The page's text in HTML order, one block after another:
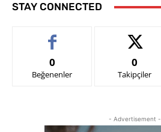
STAY CONNECTED
0
Beğenenler
0
Takipçiler
- Advertisement -